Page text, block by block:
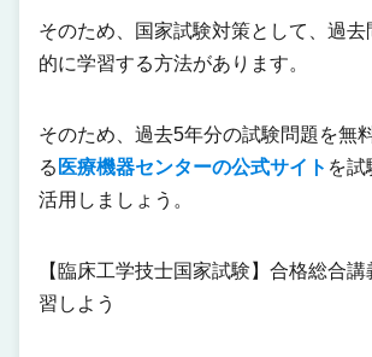
そのため、国家試験対策として、過去
的に学習する方法があります。
そのため、過去5年分の試験問題を無
る 医療機器センターの公式サイト を試
活用しましょう。
【臨床工学技士国家試験】合格総合
習しよう